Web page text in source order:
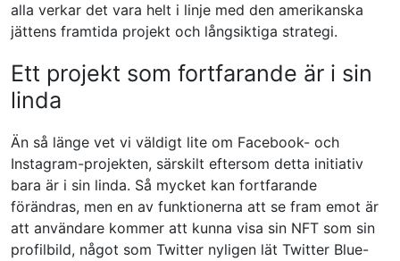
alla verkar det vara helt i linje med den amerikanska
jättens framtida projekt och långsiktiga strategi.
Ett projekt som fortfarande är i sin
linda
Än så länge vet vi väldigt lite om Facebook- och
Instagram-projekten, särskilt eftersom detta initiativ
bara är i sin linda. Så mycket kan fortfarande
förändras, men en av funktionerna att se fram emot är
att användare kommer att kunna visa sin NFT som sin
profilbild, något som Twitter nyligen lät Twitter Blue-